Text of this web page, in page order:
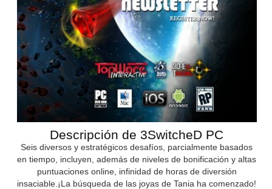
Descripción de 3SwitcheD PC
Seis diversos y estratégicos desafíos, parcialmente basados
en tiempo, incluyen, además de niveles de bonificación y altas
puntuaciones online, infinidad de horas de diversión
insaciable.¡La búsqueda de las joyas de Tania ha comenzado!